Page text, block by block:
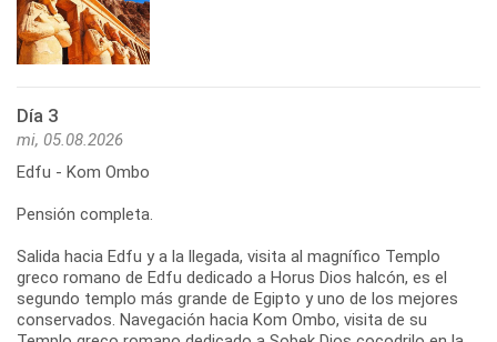
Día 3
mi, 05.08.2026
Edfu - Kom Ombo
Pensión completa.
Salida hacia Edfu y a la llegada, visita al magnífico Templo
greco romano de Edfu dedicado a Horus Dios halcón, es el
segundo templo más grande de Egipto y uno de los mejores
conservados. Navegación hacia Kom Ombo, visita de su